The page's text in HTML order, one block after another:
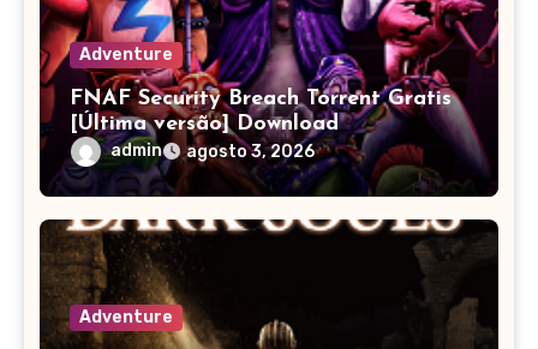
Adventure
FNAF Security Breach Torrent Gratis
[Última versão] Download
admin agosto 3, 2026
Adventure